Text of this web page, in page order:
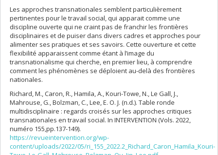
Les approches transnationales semblent particulièrement
pertinentes pour le travail social, qui apparait comme une
discipline ouverte qui ne craint pas de franchir les frontières
disciplinaires et de puiser dans divers cadres et approches pour
alimenter ses pratiques et ses savoirs. Cette ouverture et cette
flexibilité apparaissent comme étant à l’image du
transnationalisme qui cherche, en premier lieu, à comprendre
comment les phénomènes se déploient au-delà des frontières
nationales.
Richard, M., Caron, R., Hamila, A., Kouri-Towe, N., Le Gall, J.,
Mahrouse, G., Bolzman, C., Lee, E. O. J. (n.d.). Table ronde
multidisciplinaire : regards croisés sur les approches critiques
transnationales en travail social. In INTERVENTION (Vols. 2022,
numéro 155,pp.137-149).
https://revueintervention.org/wp-
content/uploads/2022/05/ri_155_2022.2_Richard_Caron_Hamila_Kouri-